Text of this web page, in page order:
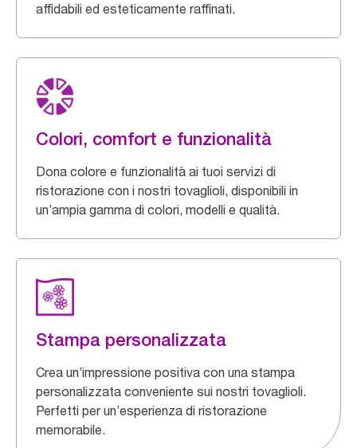
affidabili ed esteticamente raffinati.
Colori, comfort e funzionalità
Dona colore e funzionalità ai tuoi servizi di
ristorazione con i nostri tovaglioli, disponibili in
un’ampia gamma di colori, modelli e qualità.
Stampa personalizzata
Crea un’impressione positiva con una stampa
personalizzata conveniente sui nostri tovaglioli.
Perfetti per un’esperienza di ristorazione
memorabile.